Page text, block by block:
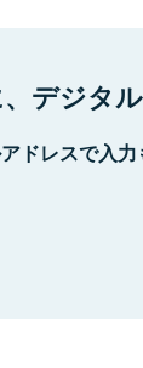
デジタ
ドレスで入力